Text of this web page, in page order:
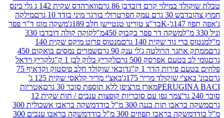
קרם דובדבן 86 גרם
ווארהדס שקית 142 ג גלי בינס
דבש 30 גרם עמק חפר
טרולי בורגר מיני בודד 10 גרם
מילקה
בד"צ טורינו טנטיישן חלב 189ג'
משקה מוגז ד"ר פפר
משקה דר פפר בקבוק 450מ"ל
קוקה קולה דובדבן 330
גוד שקית 140 גרם
מנטוס פרוט מיקס שקית 140
הרולטה ג'לי ענק 90 גרם
שמרים נמסים בואקום 450
אפרסק 500 גרם
לקריץ בלוק לבן 1 ק"ג
לקריץ וידאל
הדר 1 ק"ג
דובאי שוקולד חלב פיסטוק וקדאיף 75
שוקולד מריר 175ג'
באצ'י מריר קלאסי שקית 125 ג'
מארז מרציפן ללא תוספת סוכר 30 גרם
אטריות
צמר גפן עם סוכריות קופצות ענבים / תות שקית 12
תות בננה 300 מ"ל בודד
משקה בראבו אשכולית 300
בראבו תפוזים 300 מ"ל בודד
משקה בראבו ענבים 300